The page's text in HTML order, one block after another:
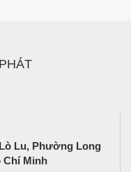
Lu, Phường Long
Chí Minh